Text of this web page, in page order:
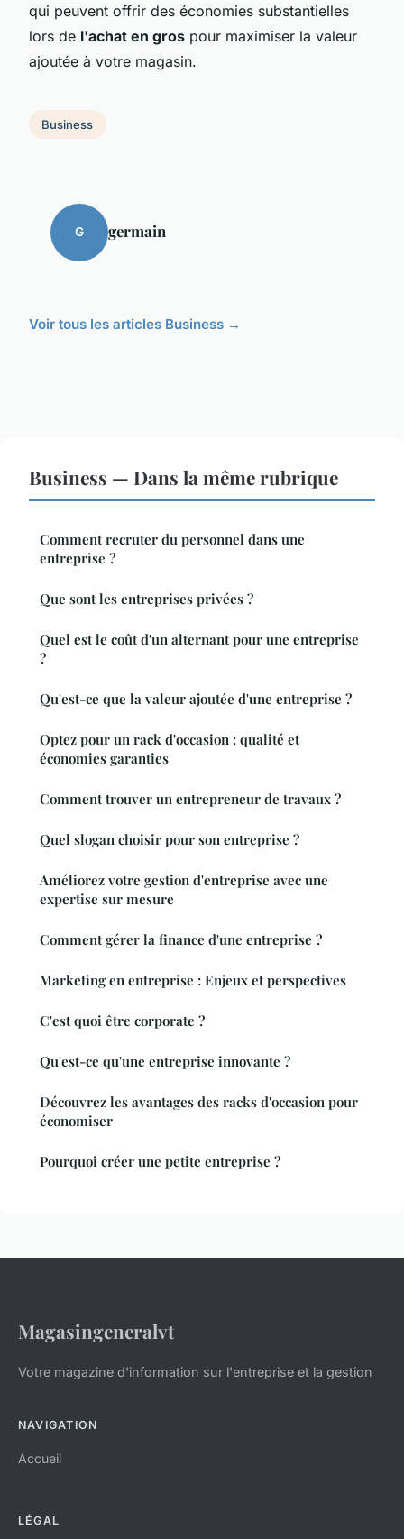
qui peuvent offrir des économies substantielles
lors de l'achat en gros pour maximiser la valeur
ajoutée à votre magasin.
Business
G germain
Voir tous les articles Business →
Business — Dans la même rubrique
Comment recruter du personnel dans une
entreprise ?
Que sont les entreprises privées ?
Quel est le coût d'un alternant pour une entreprise
?
Qu'est-ce que la valeur ajoutée d'une entreprise ?
Optez pour un rack d'occasion : qualité et
économies garanties
Comment trouver un entrepreneur de travaux ?
Quel slogan choisir pour son entreprise ?
Améliorez votre gestion d'entreprise avec une
expertise sur mesure
Comment gérer la finance d'une entreprise ?
Marketing en entreprise : Enjeux et perspectives
C'est quoi être corporate ?
Qu'est-ce qu'une entreprise innovante ?
Découvrez les avantages des racks d'occasion pour
économiser
Pourquoi créer une petite entreprise ?
Magasingeneralvt
Votre magazine d'information sur l'entreprise et la gestion
NAVIGATION
Accueil
LÉGAL